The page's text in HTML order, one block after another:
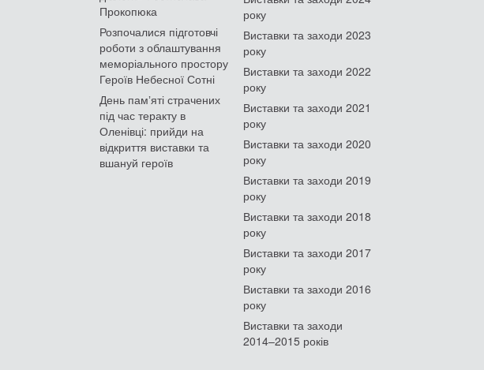
Прокопюка
Розпочалися підготовчі
роботи з облаштування
меморіального простору
Героїв Небесної Сотні
День памʼяті страчених
під час теракту в
Оленівці: прийди на
відкриття виставки та
вшануй героїв
року
Виставки та заходи 2023
року
Виставки та заходи 2022
року
Виставки та заходи 2021
року
Виставки та заходи 2020
року
Виставки та заходи 2019
року
Виставки та заходи 2018
року
Виставки та заходи 2017
року
Виставки та заходи 2016
року
Виставки та заходи
2014–2015 років